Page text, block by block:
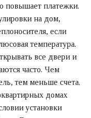
повышает платежки.
на дом,
если
температура.
все двери и
часто. Чем
тем меньше счета.
домах
установки